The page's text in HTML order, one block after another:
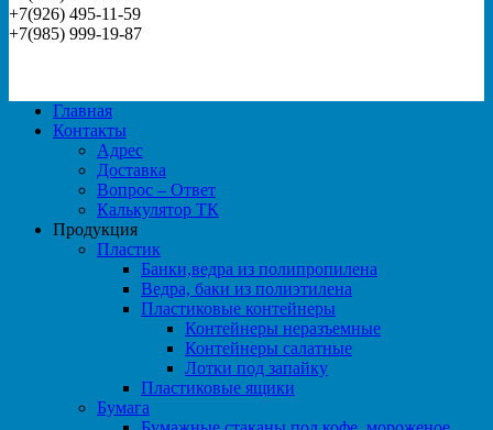
+7(926) 495-11-59
+7(985) 999-19-87
Главная
Контакты
Адрес
Доставка
Вопрос – Ответ
Калькулятор ТК
Продукция
Пластик
Банки,ведра из полипропилена
Ведра, баки из полиэтилена
Пластиковые контейнеры
Контейнеры неразъемные
Контейнеры салатные
Лотки под запайку
Пластиковые ящики
Бумага